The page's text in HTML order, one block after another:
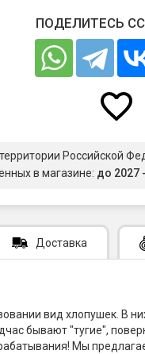
ПОДЕЛИТЕСЬ
Российской
в магазине: до 2027
Доставка
вид хлопушек. В
бывают "тугие",
Мы